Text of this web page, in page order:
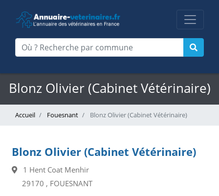
Blonz Olivier (Cabinet Vétérinaire)
Accueil Fouesnant Blonz Olivier (Cabinet Vétérinaire)
Blonz Olivier (Cabinet Vétérinaire)
1 Hent Coat Menhir
29170 , FOUESNANT